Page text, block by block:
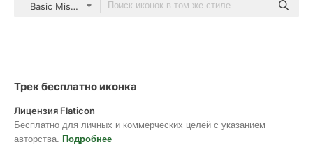
Basic Miscellany Lineal
Трек бесплатно иконка
Лицензия Flaticon
Бесплатно для личных и коммерческих целей с указанием
авторства. Подробнее